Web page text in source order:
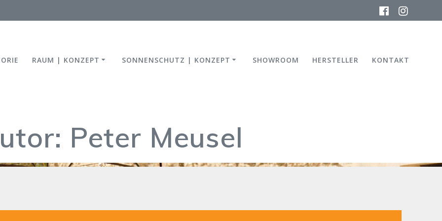
RAUM | KONZEPT SONNENSCHUTZ | KONZEPT SHOWROOM HERSTELLER KONTAKT
Peter Meusel